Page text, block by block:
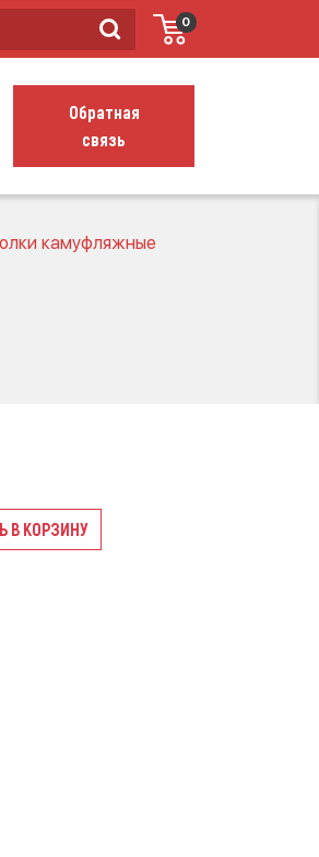
0
Обратная
связь
камуфляжные
В КОРЗИНУ